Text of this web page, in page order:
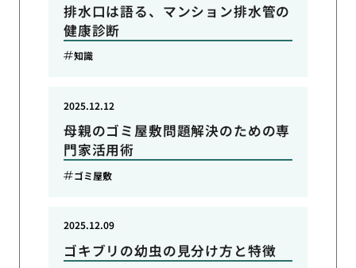
排水口は語る、マンション排水管の
健康診断
知識
母親のゴミ屋敷問題解決のための専
門家活用術
2025.12.12
ゴミ屋敷
ゴキブリの幼虫の見分け方と特徴
2025.12.09